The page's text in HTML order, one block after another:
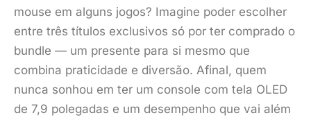
mouse em alguns jogos? Imagine poder escolher
entre três títulos exclusivos só por ter comprado o
bundle — um presente para si mesmo que
combina praticidade e diversão. Afinal, quem
nunca sonhou em ter um console com tela OLED
de 7,9 polegadas e um desempenho que vai além